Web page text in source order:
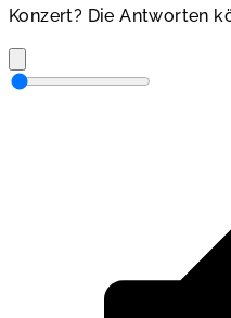
Konzert? Die Antworten